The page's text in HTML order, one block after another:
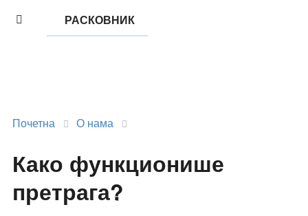
РАСКОВНИК
Почетна О нама
Како функционише
претрага?